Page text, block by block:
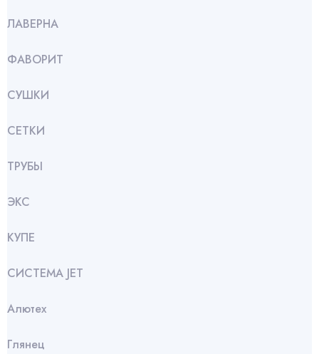
ЛАВЕРНА
ФАВОРИТ
СУШКИ
СЕТКИ
ТРУБЫ
ЭКС
КУПЕ
СИСТЕМА JET
Алютех
Глянец